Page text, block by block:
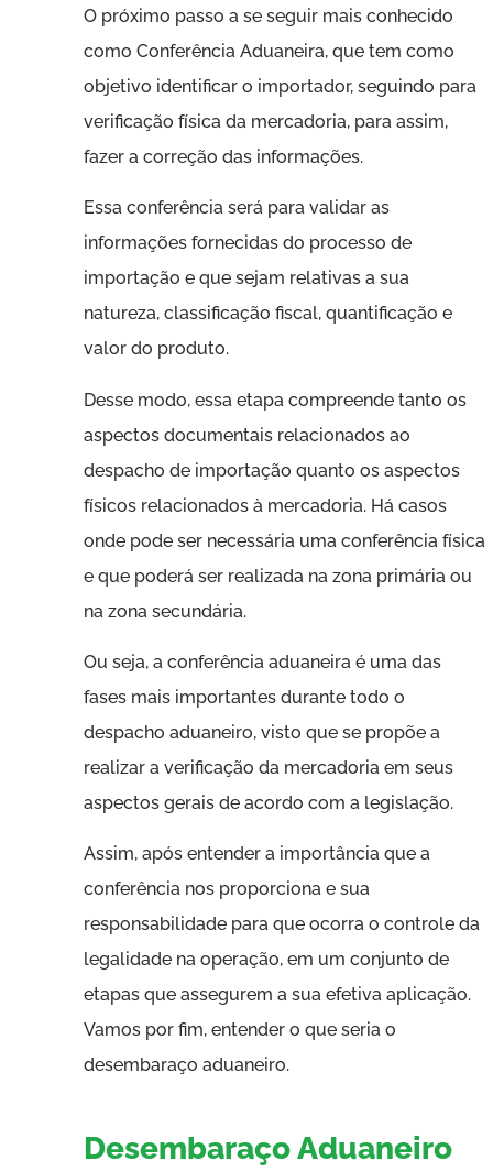
O próximo passo a se seguir mais conhecido
como Conferência Aduaneira, que tem como
objetivo identificar o importador, seguindo para
verificação física da mercadoria, para assim,
fazer a correção das informações.
Essa conferência será para validar as
informações fornecidas do processo de
importação e que sejam relativas a sua
natureza, classificação fiscal, quantificação e
valor do produto.
Desse modo, essa etapa compreende tanto os
aspectos documentais relacionados ao
despacho de importação quanto os aspectos
físicos relacionados à mercadoria. Há casos
onde pode ser necessária uma conferência física
e que poderá ser realizada na zona primária ou
na zona secundária.
Ou seja, a conferência aduaneira é uma das
fases mais importantes durante todo o
despacho aduaneiro, visto que se propõe a
realizar a verificação da mercadoria em seus
aspectos gerais de acordo com a legislação.
Assim, após entender a importância que a
conferência nos proporciona e sua
responsabilidade para que ocorra o controle da
legalidade na operação, em um conjunto de
etapas que assegurem a sua efetiva aplicação.
Vamos por fim, entender o que seria o
desembaraço aduaneiro.
Desembaraço Aduaneiro